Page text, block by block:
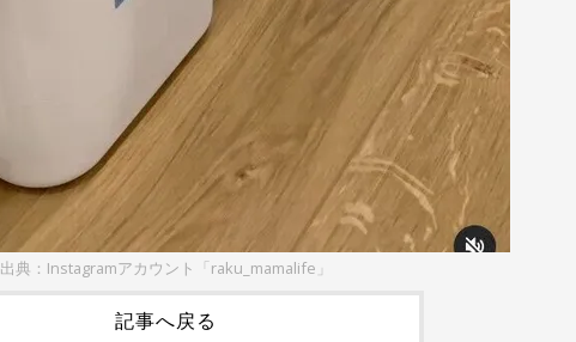
出典：Instagramアカウント「raku_mamalife」
記事へ戻る